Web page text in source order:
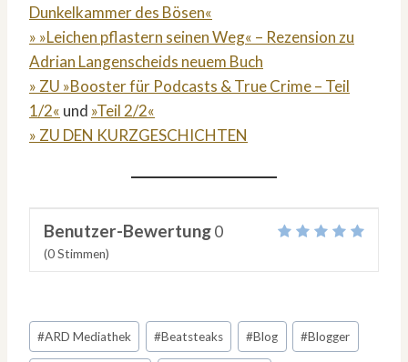
Dunkelkammer des Bösen«
» »Leichen pflastern seinen Weg« – Rezension zu
Adrian Langenscheids neuem Buch
» ZU »Booster für Podcasts & True Crime – Teil
1/2« und »Teil 2/2«
» ZU DEN KURZGESCHICHTEN
Benutzer-Bewertung0
(0Stimmen)
Schlagworte:
#ARD Mediathek #Beatsteaks #Blog #Blogger